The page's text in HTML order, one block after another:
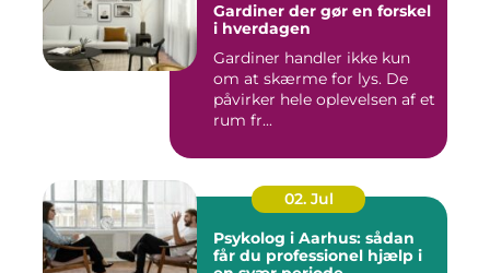
Gardiner der gør en forskel
i hverdagen
Gardiner handler ikke kun
om at skærme for lys. De
påvirker hele oplevelsen af et
rum fr...
02. Jul
Psykolog i Aarhus: sådan
får du professionel hjælp i